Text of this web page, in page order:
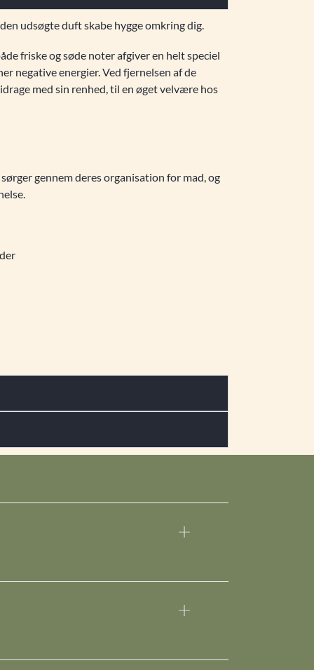
udsøgte duft skabe hygge omkring dig.
friske og søde noter afgiver en helt speciel
negative energier. Ved fjernelsen af de
med sin renhed, til en øget velvære hos
gennem deres organisation for mad, og